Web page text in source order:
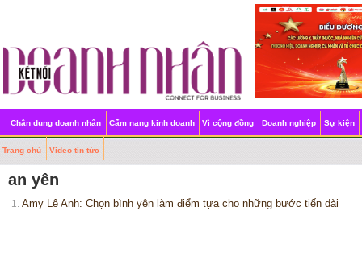
Chân dung doanh nhân Cẩm nang kinh doanh Vì cộng đồng Doanh nghiệp Sự kiện
Trang chủ Video tin tức
an yên
1. Amy Lê Anh: Chọn bình yên làm điểm tựa cho những bước tiến dài